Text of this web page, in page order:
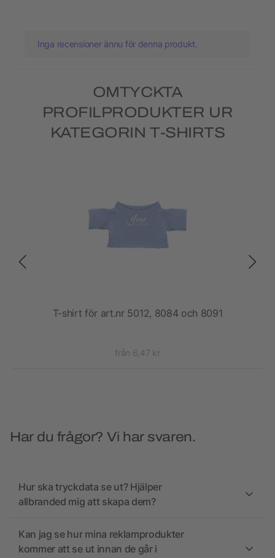
Inga recensioner ännu för denna produkt.
OMTYCKTA
PROFILPRODUKTER UR
KATEGORIN T-SHIRTS
T-shirt för art.nr 5012, 8084 och 8091
från 6,47 kr
Har du frågor? Vi har svaren.
Hur ska tryckdata se ut? Hjälper
allbranded mig att skapa dem?
Kan jag se hur mina reklamprodukter
kommer att se ut innan de går i